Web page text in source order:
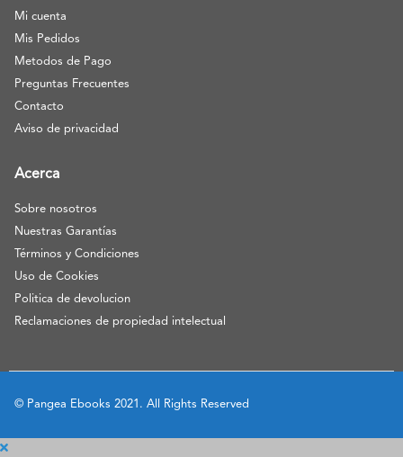
Mi cuenta
Mis Pedidos
Metodos de Pago
Preguntas Frecuentes
Contacto
Aviso de privacidad
Acerca
Sobre nosotros
Nuestras Garantías
Términos y Condiciones
Uso de Cookies
Politica de devolucion
Reclamaciones de propiedad intelectual
© Pangea Ebooks 2021. All Rights Reserved